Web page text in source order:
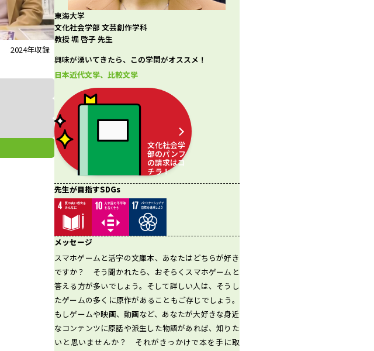
2024年収録
東海大学
文化社会学部 文芸創作学科
教授 堀 啓子 先生
興味が湧いてきたら、この学問がオススメ！
日本近代文学、比較文学
文化社会学
部のパンフ
の請求はコ
チラ！
先生が目指すSDGs
メッセージ
スマホゲームと活字の文庫本、あなたはどちらが好き
ですか？ そう聞かれたら、おそらくスマホゲームと
答える方が多いでしょう。そして詳しい人は、そうし
たゲームの多くに原作があることもご存じでしょう。
もしゲームや映画、動画など、あなたが大好きな身近
なコンテンツに原話や派生した物語があれば、知りた
いと思いませんか？ それがきっかけで本を手に取